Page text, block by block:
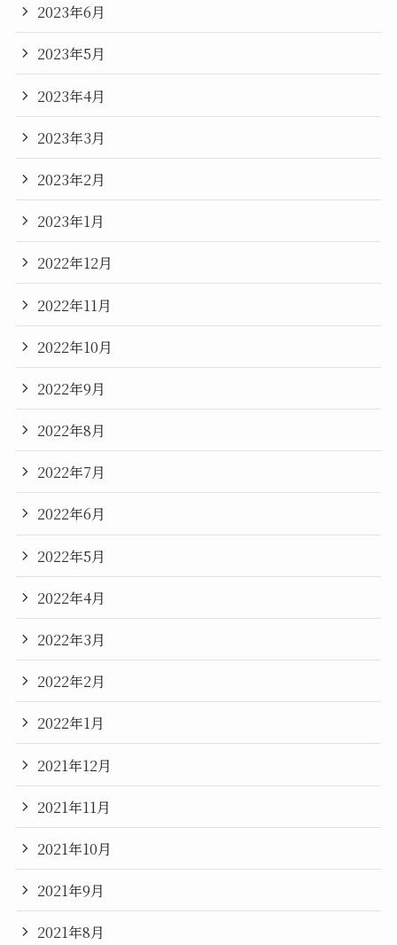
2023年6月
2023年5月
2023年4月
2023年3月
2023年2月
2023年1月
2022年12月
2022年11月
2022年10月
2022年9月
2022年8月
2022年7月
2022年6月
2022年5月
2022年4月
2022年3月
2022年2月
2022年1月
2021年12月
2021年11月
2021年10月
2021年9月
2021年8月